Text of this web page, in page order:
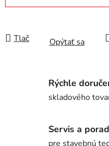
Tlač Opýtať sa
Rýchle
skladového
Servis a
pre stavebnú